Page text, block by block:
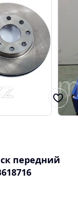
передний